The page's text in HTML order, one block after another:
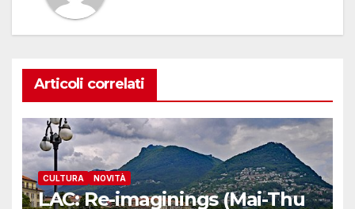
Articoli correlati
CULTURA NOVITÀ
LAC: Re-imaginings (Mai-Thu